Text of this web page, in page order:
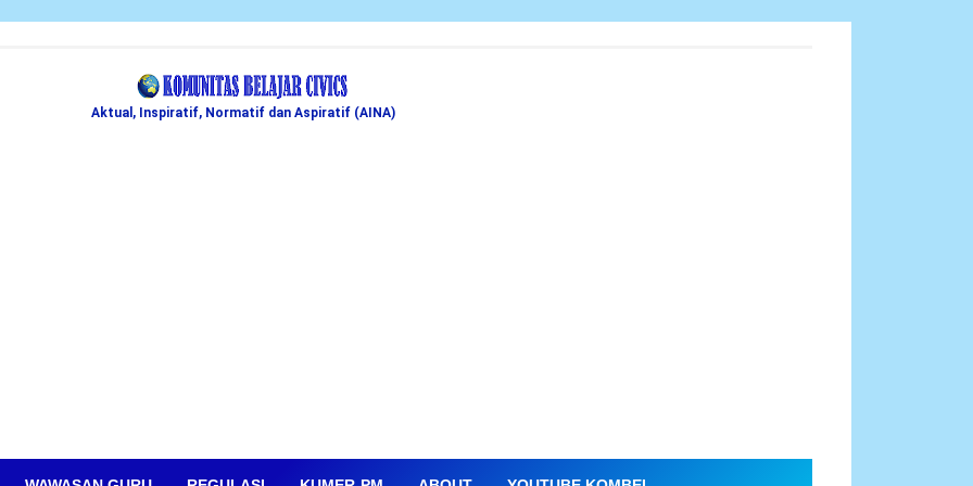
Aktual, Inspiratif, Normatif dan Aspiratif (AINA)